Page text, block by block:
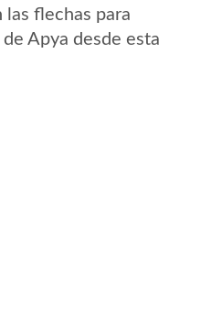
las flechas para
Apya desde esta